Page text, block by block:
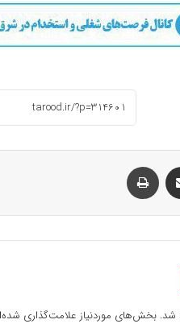
شد. بخش‌های موردنیاز علامت‌گذاری